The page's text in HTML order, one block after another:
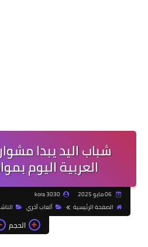
شباب اليد يبدا
العربية اليوم
kora 3030
الصفحة الرئيسية
ألعاب أخري
الحجم